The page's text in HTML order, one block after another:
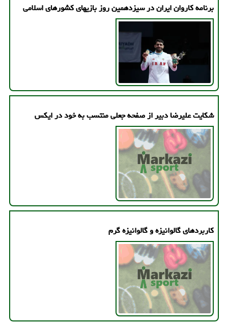
برنامه کاروان ایران در سیزدهمین روز بازیهای کشورهای اسلامی
شکایت علیرضا دبیر از صفحه جعلی منتسب به خود در ایکس
کاربردهای گالوانیزه و گالوانیزه گرم